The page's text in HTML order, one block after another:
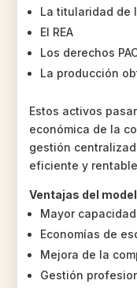
La titularidad de
El REA
Los derechos
La producción
Estos activos
económica de la
gestión
eficiente y
Ventajas del
Mayor
Economías de
Mejora de la
Gestión